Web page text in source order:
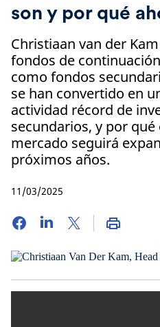
son y por qué
Christiaan van der
fondos de
como fondos
se han convertido en
actividad récord de
secundarios, y por
mercado seguirá
próximos años.
11/03/2025